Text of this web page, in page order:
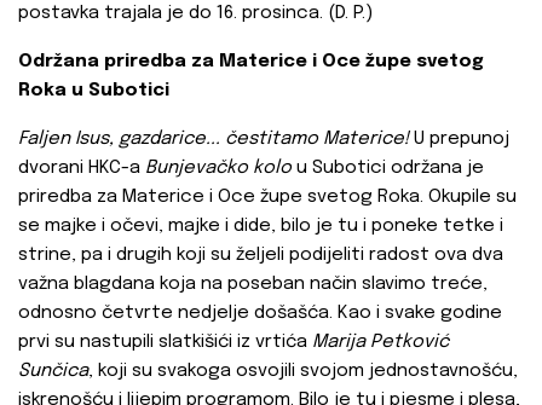
postavka trajala je do 16. prosinca. (D. P.)
Održana priredba za Materice i Oce župe svetog
Roka u Subotici
Faljen Isus, gazdarice... čestitamo Materice!U prepunoj
dvorani HKC-a Bunjevačko kolo u Subotici održana je
priredba za Materice i Oce župe svetog Roka. Okupile su
se majke i očevi, majke i dide, bilo je tu i poneke tetke i
strine, pa i drugih koji su željeli podijeliti radost ova dva
važna blagdana koja na poseban način slavimo treće,
odnosno četvrte nedjelje došašća. Kao i svake godine
prvi su nastupili slatkišići iz vrtića Marija Petković
Sunčica, koji su svakoga osvojili svojom jednostavnošću,
iskrenošću i lijepim programom. Bilo je tu i pjesme i plesa,